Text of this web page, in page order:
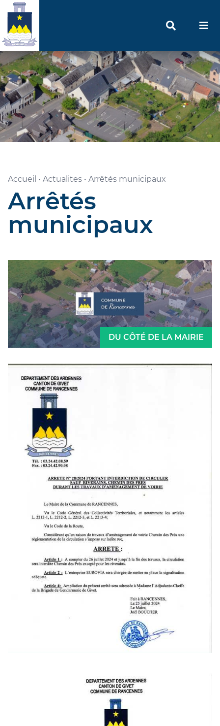
Accueil • Actualites • Arrêtés municipaux
Arrêtés
municipaux
DU CÔTÉ DE LA MAIRIE